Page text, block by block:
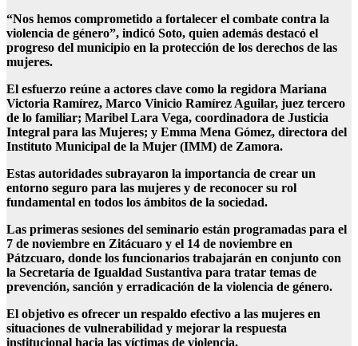
“Nos hemos comprometido a fortalecer el combate contra la
violencia de género”, indicó Soto, quien además destacó el
progreso del municipio en la protección de los derechos de las
mujeres.
El esfuerzo reúne a actores clave como la regidora Mariana
Victoria Ramírez, Marco Vinicio Ramírez Aguilar, juez tercero
de lo familiar; Maribel Lara Vega, coordinadora de Justicia
Integral para las Mujeres; y Emma Mena Gómez, directora del
Instituto Municipal de la Mujer (IMM) de Zamora.
Estas autoridades subrayaron la importancia de crear un
entorno seguro para las mujeres y de reconocer su rol
fundamental en todos los ámbitos de la sociedad.
Las primeras sesiones del seminario están programadas para el
7 de noviembre en Zitácuaro y el 14 de noviembre en
Pátzcuaro, donde los funcionarios trabajarán en conjunto con
la Secretaría de Igualdad Sustantiva para tratar temas de
prevención, sanción y erradicación de la violencia de género.
El objetivo es ofrecer un respaldo efectivo a las mujeres en
situaciones de vulnerabilidad y mejorar la respuesta
institucional hacia las víctimas de violencia.